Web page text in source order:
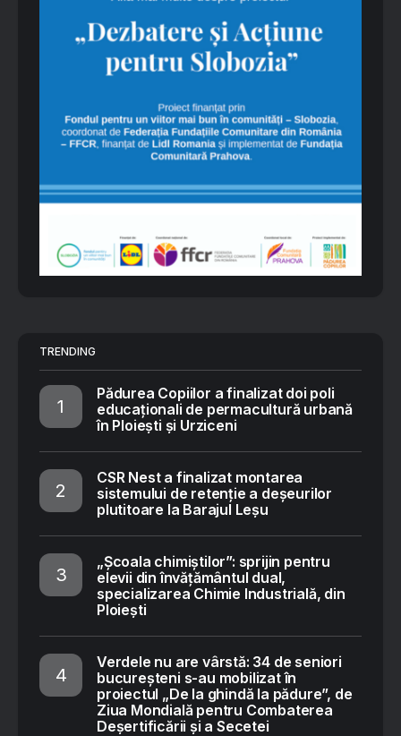
TRENDING
Pădurea Copiilor a finalizat doi poli
educaționali de permacultură urbană
în Ploiești și Urziceni
CSR Nest a finalizat montarea
sistemului de retenție a deșeurilor
plutitoare la Barajul Leșu
„Școala chimiștilor”: sprijin pentru
elevii din învățământul dual,
specializarea Chimie Industrială, din
Ploiești
Verdele nu are vârstă: 34 de seniori
bucureșteni s-au mobilizat în
proiectul „De la ghindă la pădure”, de
Ziua Mondială pentru Combaterea
Deșertificării și a Secetei